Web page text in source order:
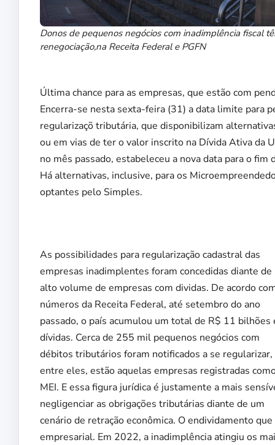
Donos de pequenos negócios com inadimplência fiscal
renegociação,na Receita Federal e PGFN
Última chance para as empresas, que estão com
Encerra-se nesta sexta-feira (31) a data limite para
regularizaçõ tributária, que disponibilizam
ou em vias de ter o valor inscrito na Dívida Ativa da
no mês passado, estabeleceu a nova data para o
Há alternativas, inclusive, para os
optantes pelo Simples.
As possibilidades para regularização cadastral das
empresas inadimplentes foram concedidas diante de
alto volume de empresas com dividas. De acordo
números da Receita Federal, até setembro do ano
passado, o país acumulou um total de R$ 11 bilhões
dívidas. Cerca de 255 mil pequenos negócios com
débitos tributários foram notificados a se regularizar,
entre eles, estão aquelas empresas registradas
MEI. E essa figura jurídica é justamente a mais
negligenciar as obrigações tributárias diante de um
cenário de retração econômica. O endividamento
empresarial. Em 2022, a inadimplência atingiu os